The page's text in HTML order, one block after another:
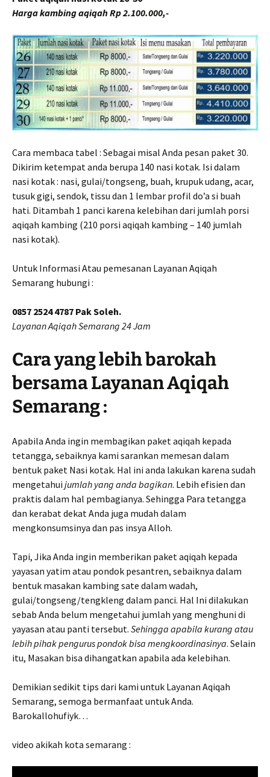
Harga kambing aqiqah Rp 2.100.000,-
Cara membaca tabel : Sebagai misal Anda pesan paket 30.
Dikirim ketempat anda berupa 140 nasi kotak. Isi dalam
nasi kotak : nasi, gulai/tongseng, buah, krupuk udang, acar,
tusuk gigi, sendok, tissu dan 1 lembar profil do’a si buah
hati. Ditambah 1 panci karena kelebihan dari jumlah porsi
aqiqah kambing (210 porsi aqiqah kambing – 140 jumlah
nasi kotak).
Untuk Informasi Atau pemesanan Layanan Aqiqah
Semarang hubungi :
0857 2524 4787 Pak Soleh.
Layanan Aqiqah Semarang 24 Jam
Cara yang lebih barokah
bersama Layanan Aqiqah
Semarang :
Apabila Anda ingin membagikan paket aqiqah kepada
tetangga, sebaiknya kami sarankan memesan dalam
bentuk paket Nasi kotak. Hal ini anda lakukan karena sudah
mengetahui jumlah yang anda bagikan. Lebih efisien dan
praktis dalam hal pembagianya. Sehingga Para tetangga
dan kerabat dekat Anda juga mudah dalam
mengkonsumsinya dan pas insya Alloh.
Tapi, Jika Anda ingin memberikan paket aqiqah kepada
yayasan yatim atau pondok pesantren, sebaiknya dalam
bentuk masakan kambing sate dalam wadah,
gulai/tongseng/tengkleng dalam panci. Hal Ini dilakukan
sebab Anda belum mengetahui jumlah yang menghuni di
yayasan atau panti tersebut. Sehingga apabila kurang atau
lebih pihak pengurus pondok bisa mengkoordinasinya. Selain
itu, Masakan bisa dihangatkan apabila ada kelebihan.
Demikian sedikit tips dari kami untuk Layanan Aqiqah
Semarang, semoga bermanfaat untuk Anda.
Barokallohufiyk…
video akikah kota semarang :